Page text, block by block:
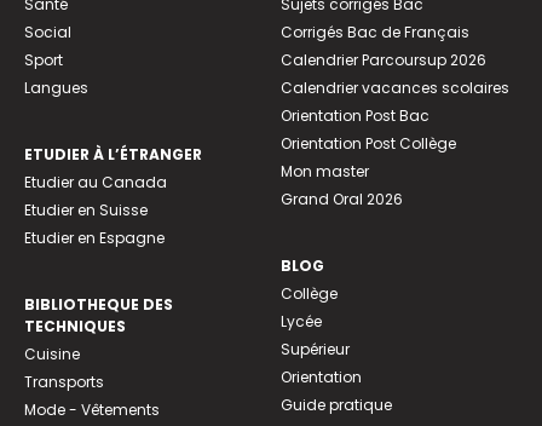
Santé
Social
Sport
Langues
ETUDIER À L’ÉTRANGER
Etudier au Canada
Etudier en Suisse
Etudier en Espagne
BIBLIOTHEQUE DES
TECHNIQUES
Cuisine
Transports
Mode - Vêtements
Sujets corrigés Bac
Corrigés Bac de Français
Calendrier Parcoursup 2026
Calendrier vacances scolaires
Orientation Post Bac
Orientation Post Collège
Mon master
Grand Oral 2026
BLOG
Collège
Lycée
Supérieur
Orientation
Guide pratique